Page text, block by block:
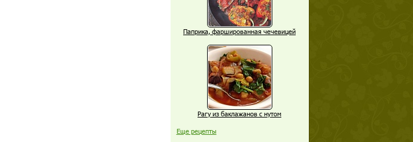
Паприка, фаршированная чечевицей
Рагу из баклажанов с нутом
Еще рецепты